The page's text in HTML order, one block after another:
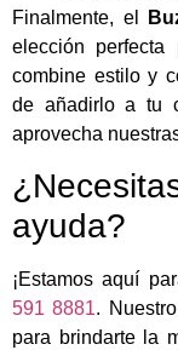
Finalmente, el
elección
combine estilo y
de añadirlo a tu
aprovecha
ayuda?
¡Estamos aquí
591 8881.
para brindarte la